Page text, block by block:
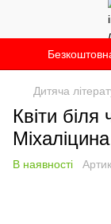
Дитяча
Квіти біля
Міхаліцина
В наявності